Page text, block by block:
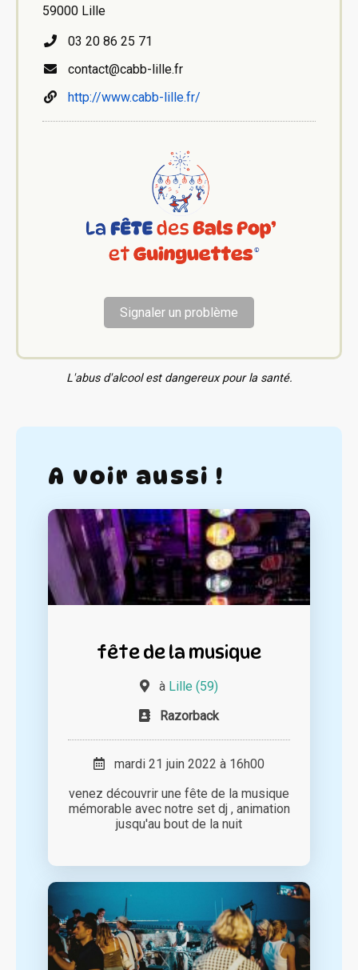
59000 Lille
03 20 86 25 71
contact@cabb-lille.fr
http://www.cabb-lille.fr/
Signaler un problème
L'abus d'alcool est dangereux pour la santé.
A voir aussi !
fête de la musique
à Lille (59)
Razorback
mardi 21 juin 2022 à 16h00
venez découvrir une fête de la musique
mémorable avec notre set dj , animation
jusqu'au bout de la nuit